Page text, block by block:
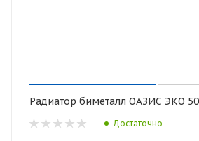
Радиатор биметалл ОАЗИС ЭКО
Достаточно